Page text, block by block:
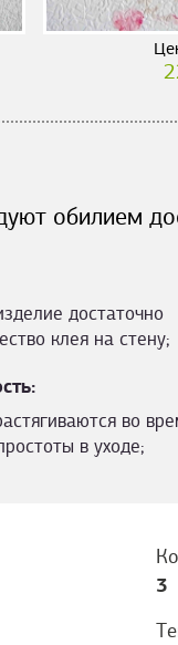
обилием
достаточно
клея на стену;
во
в уходе;
3